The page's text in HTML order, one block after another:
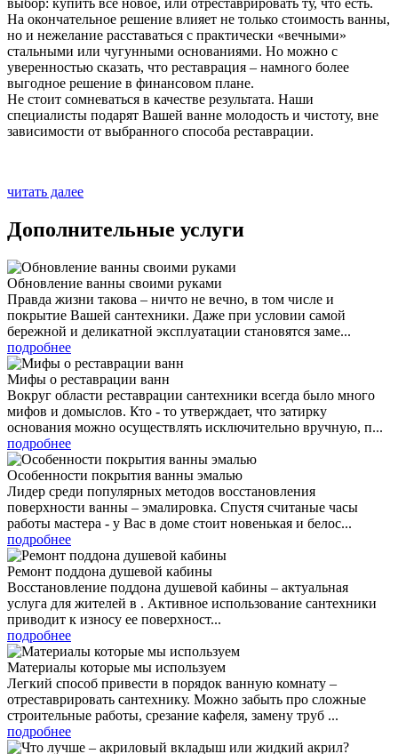
выбор: купить все новое, или отреставрировать ту, что есть.
На окончательное решение влияет не только стоимость ванны,
но и нежелание расставаться с практически «вечными»
стальными или чугунными основаниями. Но можно с
уверенностью сказать, что реставрация – намного более
выгодное решение в финансовом плане.
Не стоит сомневаться в качестве результата. Наши
специалисты подарят Вашей ванне молодость и чистоту, вне
зависимости от выбранного способа реставрации.
читать далее
Дополнительные услуги
Обновление ванны своими руками
Правда жизни такова – ничто не вечно, в том числе и
покрытие Вашей сантехники. Даже при условии самой
бережной и деликатной эксплуатации становятся заме...
подробнее
Мифы о реставрации ванн
Вокруг области реставрации сантехники всегда было много
мифов и домыслов. Кто - то утверждает, что затирку
основания можно осуществлять исключительно вручную, п...
подробнее
Особенности покрытия ванны эмалью
Лидер среди популярных методов восстановления
поверхности ванны – эмалировка. Спустя считаные часы
работы мастера - у Вас в доме стоит новенькая и белос...
подробнее
Ремонт поддона душевой кабины
Восстановление поддона душевой кабины – актуальная
услуга для жителей в . Активное использование сантехники
приводит к износу ее поверхност...
подробнее
Материалы которые мы используем
Легкий способ привести в порядок ванную комнату –
отреставрировать сантехнику. Можно забыть про сложные
строительные работы, срезание кафеля, замену труб ...
подробнее